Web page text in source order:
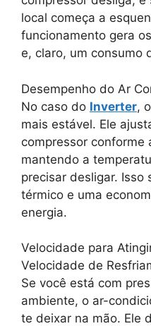
local começa a
funcionamento gera
e, claro, um consumo
Desempenho do Ar
No caso do Inverter,
mais estável. Ele
compressor conforme
mantendo a
precisar desligar.
térmico e uma
energia.
Velocidade para
Velocidade de
Se você está com
ambiente, o ar-
te deixar na mão. Ele